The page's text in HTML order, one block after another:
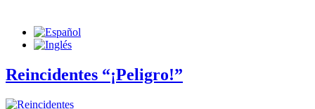
Reincidentes “¡Peligro!”